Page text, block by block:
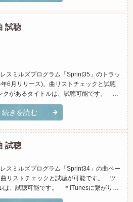
試聴
スミルズプログラム「Sprint35」のトラッ
6月リリース)。曲リストチェックと試聴
があるタイトルは、試聴可能です。 ＊
す。実際にクラスで使用している物と違
プログラム「Sprint(スプリント)」とは？
続きを読む
試聴
スミルズプログラム「Sprint34」の曲ペー
リストチェックと試聴が可能です。 ツ
は、試聴可能です。 ＊iTunesに繋がりま
で使用している物と違う場合がありま